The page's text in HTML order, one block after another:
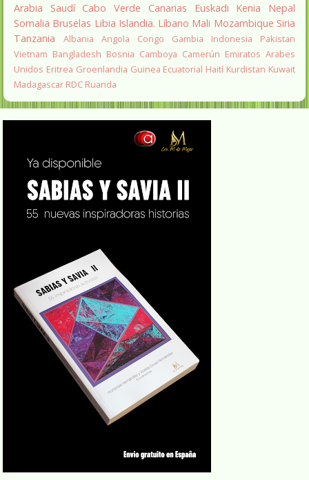
Arabia Saudí Cabo Verde Canarias Euskadi Kenia
Nepal
Somalia Bruselas Libia Islandia. Líbano Mali Mozambique Siria
Tanzania
Albania Angola Congo Gambia Indonesia
Pakistan
Vietnam Bangladesh Bosnia Camboya Camerún Emiratos Arabes
Unidos Eritrea Groenlandia Guinea Ecuatorial Haití Kurdistan Kuwait
Madagascar RDC Ruanda